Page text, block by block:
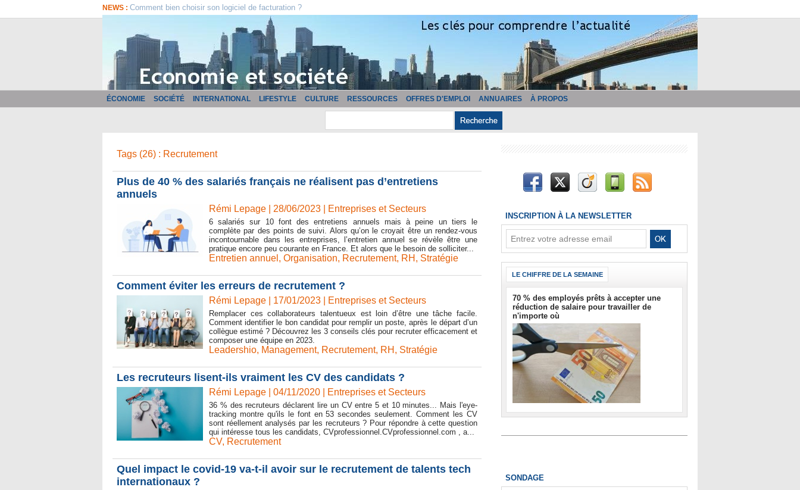
NEWS : Comment bien choisir son logiciel de facturation ?
ÉCONOMIE SOCIÉTÉ INTERNATIONAL LIFESTYLE CULTURE RESSOURCES OFFRES D'EMPLOI ANNUAIRES À PROPOS
Tags (26) : Recrutement
Plus de 40 % des salariés français ne réalisent pas d’entretiens
annuels
Rémi Lepage | 28/06/2023 Entreprises et Secteurs
6 salariés sur 10 font des entretiens annuels mais à peine un tiers le
complète par des points de suivi. Alors qu’on le croyait être un rendez-vous
incontournable dans les entreprises, l’entretien annuel se révèle être une
pratique encore peu courante en France. Et alors que le besoin de solliciter...
Entretien annuel , Organisation, Recrutement, RH , Stratégie
Comment éviter les erreurs de recrutement ?
Rémi Lepage | 17/01/2023 Entreprises et Secteurs
Remplacer ces collaborateurs talentueux est loin d’être une tâche facile.
Comment identifier le bon candidat pour remplir un poste, après le départ d’un
collègue estimé ? Découvrez les 3 conseils clés pour recruter efficacement et
composer une équipe en 2023.
Leadershio, Management, Recrutement, RH , Stratégie
Les recruteurs lisent-ils vraiment les CV des candidats ?
Rémi Lepage | 04/11/2020 Entreprises et Secteurs
36 % des recruteurs déclarent lire un CV entre 5 et 10 minutes... Mais l'eye-
tracking montre qu'ils le font en 53 secondes seulement. Comment les CV
sont réellement analysés par les recruteurs ? Pour répondre à cette question
qui intéresse tous les candidats, CVprofessionnel.CVprofessionnel.com , a...
CV, Recrutement
Quel impact le covid-19 va-t-il avoir sur le recrutement de talents tech
internationaux ?
INSCRIPTION À LA NEWSLETTER
LE CHIFFRE DE LA SEMAINE
70 % des employés prêts à accepter une
réduction de salaire pour travailler de
n'importe où
SONDAGE